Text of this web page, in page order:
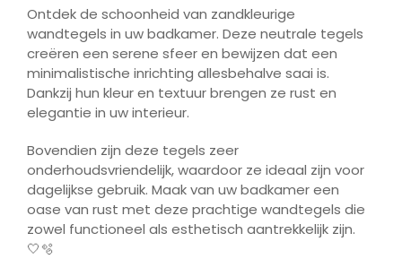
Ontdek de schoonheid van zandkleurige
wandtegels in uw badkamer. Deze neutrale tegels
creëren een serene sfeer en bewijzen dat een
minimalistische inrichting allesbehalve saai is.
Dankzij hun kleur en textuur brengen ze rust en
elegantie in uw interieur.
Bovendien zijn deze tegels zeer
onderhoudsvriendelijk, waardoor ze ideaal zijn voor
dagelijkse gebruik. Maak van uw badkamer een
oase van rust met deze prachtige wandtegels die
zowel functioneel als esthetisch aantrekkelijk zijn.
🤍🫧